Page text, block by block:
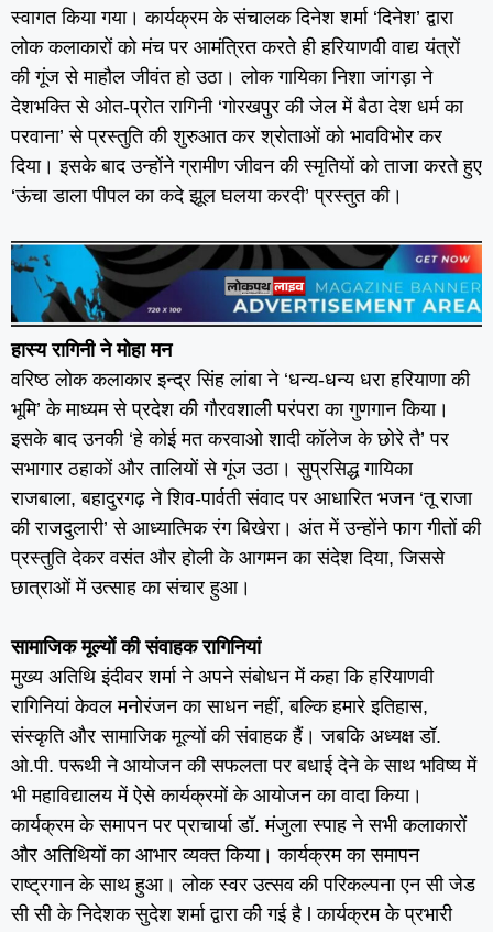
स्वागत किया गया। कार्यक्रम के संचालक दिनेश शर्मा ‘दिनेश’ द्वारा
लोक कलाकारों को मंच पर आमंत्रित करते ही हरियाणवी वाद्य यंत्रों
की गूंज से माहौल जीवंत हो उठा। लोक गायिका निशा जांगड़ा ने
देशभक्ति से ओत-प्रोत रागिनी ‘गोरखपुर की जेल में बैठा देश धर्म का
परवाना’ से प्रस्तुति की शुरुआत कर श्रोताओं को भावविभोर कर
दिया। इसके बाद उन्होंने ग्रामीण जीवन की स्मृतियों को ताजा करते हुए
‘ऊंचा डाला पीपल का कदे झूल घलया करदी’ प्रस्तुत की।
हास्य रागिनी ने मोहा मन
वरिष्ठ लोक कलाकार इन्द्र सिंह लांबा ने ‘धन्य-धन्य धरा हरियाणा की
भूमि’ के माध्यम से प्रदेश की गौरवशाली परंपरा का गुणगान किया।
इसके बाद उनकी ‘हे कोई मत करवाओ शादी कॉलेज के छोरे तै’ पर
सभागार ठहाकों और तालियों से गूंज उठा। सुप्रसिद्ध गायिका
राजबाला, बहादुरगढ़ ने शिव-पार्वती संवाद पर आधारित भजन ‘तू राजा
की राजदुलारी’ से आध्यात्मिक रंग बिखेरा। अंत में उन्होंने फाग गीतों की
प्रस्तुति देकर वसंत और होली के आगमन का संदेश दिया, जिससे
छात्राओं में उत्साह का संचार हुआ।
सामाजिक मूल्यों की संवाहक रागिनियां
मुख्य अतिथि इंदीवर शर्मा ने अपने संबोधन में कहा कि हरियाणवी
रागिनियां केवल मनोरंजन का साधन नहीं, बल्कि हमारे इतिहास,
संस्कृति और सामाजिक मूल्यों की संवाहक हैं। जबकि अध्यक्ष डॉ.
ओ.पी. परूथी ने आयोजन की सफलता पर बधाई देने के साथ भविष्य में
भी महाविद्यालय में ऐसे कार्यक्रमों के आयोजन का वादा किया।
कार्यक्रम के समापन पर प्राचार्या डॉ. मंजुला स्पाह ने सभी कलाकारों
और अतिथियों का आभार व्यक्त किया। कार्यक्रम का समापन
राष्ट्रगान के साथ हुआ। लोक स्वर उत्सव की परिकल्पना एन सी जेड
सी सी के निदेशक सुदेश शर्मा द्वारा की गई है l कार्यक्रम के प्रभारी